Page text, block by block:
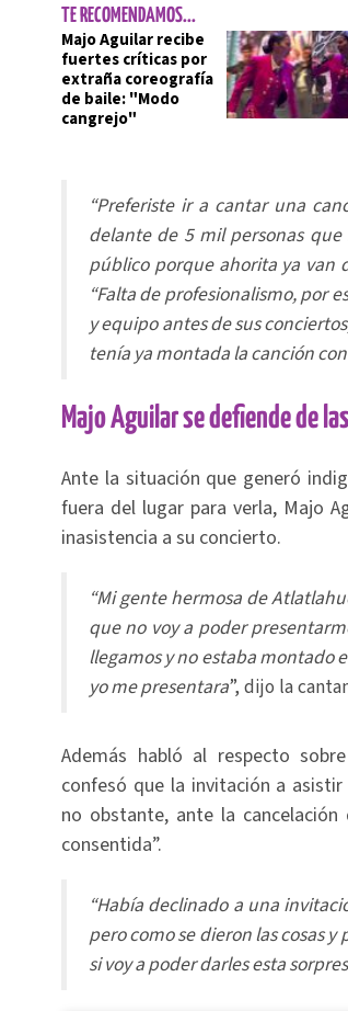
TE RECOMENDAMOS...
Majo Aguilar recibe
fuertes críticas por
extraña coreografía
de baile: "Modo
cangrejo"
“Preferiste ir a cantar una
delante de 5 mil personas
público porque ahorita ya van
“Falta de profesionalismo, por
y equipo antes de sus
tenía ya montada la canción
Majo Aguilar se defiende de
Ante la situación que generó
fuera del lugar para verla, Majo
inasistencia a su concierto.
“Mi gente hermosa de
que no voy a poder
llegamos y no estaba montado
yo me presentara”, dijo la
Además habló al respecto
confesó que la invitación a
no obstante, ante la
consentida”.
“Había declinado a una
pero como se dieron las cosas
si voy a poder darles esta